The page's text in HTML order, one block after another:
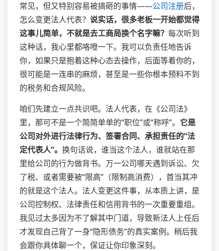
常见，但又特别容易被搞砸的事情——公司注册后，
怎么变更法人代表？ 说实话，很多老板一开始都觉得
这事儿简单，不就是去工商局换个名字嘛？ 每次听到
这种话，我心里都咯噔一下。我可以负责任地告诉
你，如果只是抱着这种心态去操作，后面等着你的，
很可能是一连串的麻烦，甚至是一些你根本预料不到
的税务和合规风险。
咱们先建立一点共识吧。法人代表，在《公司法》
里，那可不是一个简简单单的“职位”或“称呼”。 它是
公司对外进行法律行为、签署合同、承担责任的“法
定代表人”。 换句话说，谁当这个法人，谁就站在那
里给公司的行为做背书。万一公司哪天遇到诉讼、欠
了税、或者需要被“限高”（限制高消费），首当其冲
的就是这个法人。法人变更这件事，从本质上讲，是
公司控制权、法律责任和信用背书的一次重要重组。
我见过太多因为不了解其中门道，导致新法人上任后
才发现自己背了一身“隐形债务”的真实案例。稍后我
会跟你具体聊一个，保证让你印象深刻。